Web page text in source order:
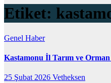
Etiket:
Genel Haber
Kastamonu İl Tarım ve
25 Şubat 2026 Vetheksen